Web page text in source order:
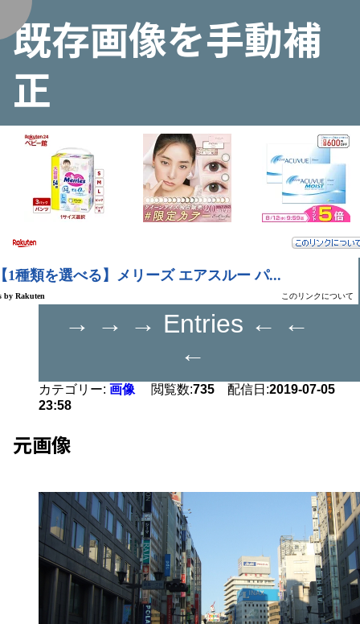
既存画像を手動補
正
→ → → Entries ← ←
←
カテゴリー: 画像 閲覧数:735 配信日:2019-07-05
23:58
元画像